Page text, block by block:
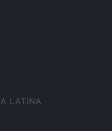
LATINA